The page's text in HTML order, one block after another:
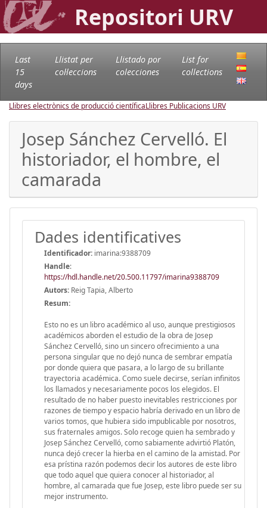
Repositori URV
Last
15
days
Llistat per
col·leccions
Llistado por
colecciones
List for
collections
Llibres electrònics de producció científicaLlibres Publicacions URV
Josep Sánchez Cervelló. El
historiador, el hombre, el
camarada
Dades identificatives
Identificador: imarina:9388709
Handle:
https://hdl.handle.net/20.500.11797/imarina9388709
Autors: Reig Tapia, Alberto
Resum:
Esto no es un libro académico al uso, aunque prestigiosos
académicos aborden el estudio de la obra de Josep
Sánchez Cervelló, sino un sincero ofrecimiento a una
persona singular que no dejó nunca de sembrar empatía
por donde quiera que pasara, a lo largo de su brillante
trayectoria académica. Como suele decirse, serían infinitos
los llamados y necesariamente pocos los elegidos. El
resultado de no haber puesto inevitables restricciones por
razones de tiempo y espacio habría derivado en un libro de
varios tomos, que hubiera sido impublicable por nosotros,
sus fraternales amigos. Solo recoge quien ha sembrado y
Josep Sánchez Cervelló, como sabiamente advirtió Platón,
nunca dejó crecer la hierba en el camino de la amistad. Por
esa prístina razón podemos decir los autores de este libro
que todo aquel que quiera conocer al historiador, al
hombre, al camarada que fue Josep, este libro puede ser su
mejor instrumento.